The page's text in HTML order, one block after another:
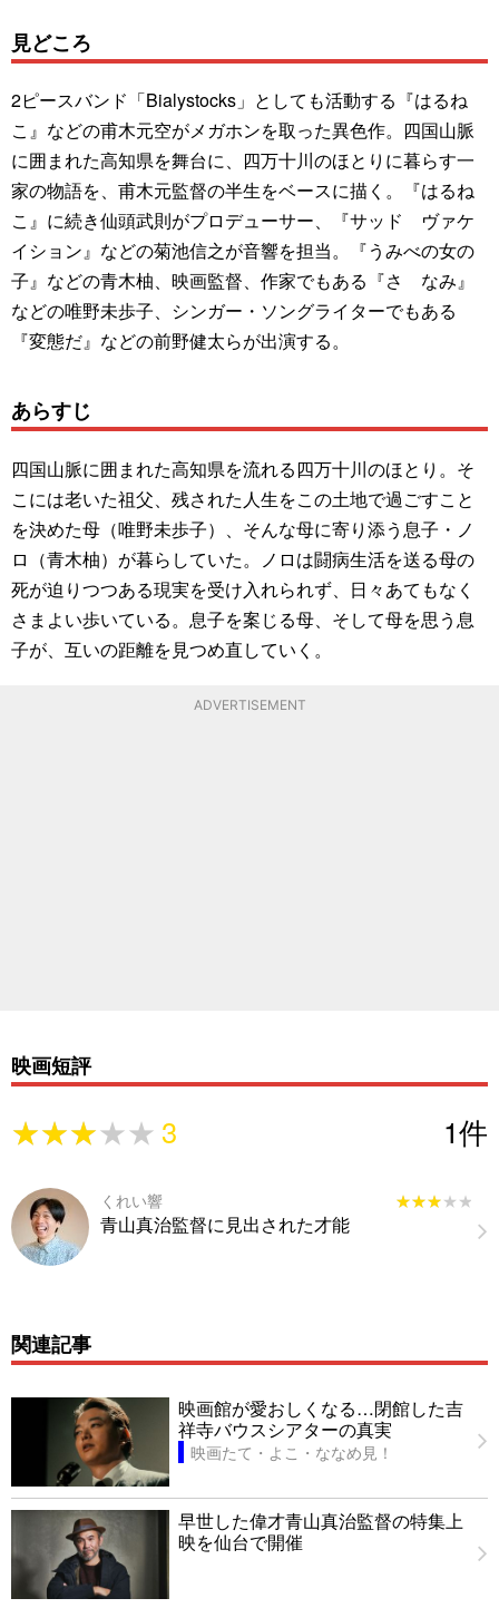
見どころ
2ピースバンド「Bialystocks」としても活動する『はるね
こ』などの甫木元空がメガホンを取った異色作。四国山脈
に囲まれた高知県を舞台に、四万十川のほとりに暮らす一
家の物語を、甫木元監督の半生をベースに描く。『はるね
こ』に続き仙頭武則がプロデューサー、『サッド ヴァケ
イション』などの菊池信之が音響を担当。『うみべの女の
子』などの青木柚、映画監督、作家でもある『さゞなみ』
などの唯野未歩子、シンガー・ソングライターでもある
『変態だ』などの前野健太らが出演する。
あらすじ
四国山脈に囲まれた高知県を流れる四万十川のほとり。そ
こには老いた祖父、残された人生をこの土地で過ごすこと
を決めた母（唯野未歩子）、そんな母に寄り添う息子・ノ
ロ（青木柚）が暮らしていた。ノロは闘病生活を送る母の
死が迫りつつある現実を受け入れられず、日々あてもなく
さまよい歩いている。息子を案じる母、そして母を思う息
子が、互いの距離を見つめ直していく。
ADVERTISEMENT
映画短評
★★★★★
★★★★★ 3 1件
くれい響 ★★★★★
★★★★★
青山真治監督に見出された才能
関連記事
映画館が愛おしくなる…閉館した吉
祥寺バウスシアターの真実
映画たて・よこ・ななめ見！
早世した偉才青山真治監督の特集上
映を仙台で開催